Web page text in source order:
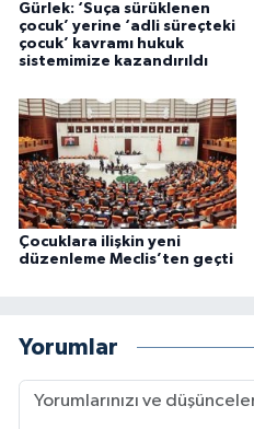
Gürlek: ‘Suça sürüklenen
çocuk’ yerine ‘adli süreçteki
çocuk’ kavramı hukuk
sistemimize kazandırıldı
Çocuklara ilişkin yeni
düzenleme Meclis’ten geçti
Yorumlar